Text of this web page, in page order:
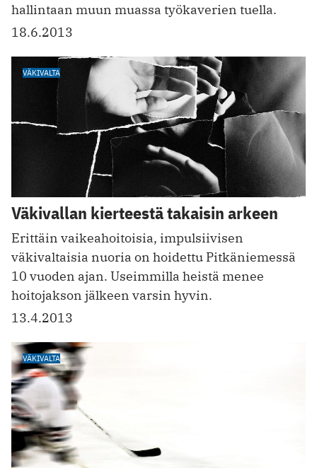
hallintaan muun muassa työkaverien tuella.
18.6.2013
VÄKIVALTA
Väkivallan kierteestä takaisin arkeen
Erittäin vaikeahoitoisia, impulsiivisen
väkivaltaisia nuoria on hoidettu Pitkäniemessä
10 vuoden ajan. Useimmilla heistä menee
hoitojakson jälkeen varsin hyvin.
13.4.2013
VÄKIVALTA